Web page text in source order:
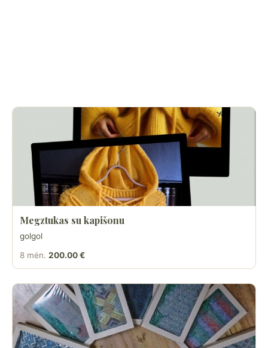
Megztukas su kapišonu
golgol
8 mėn. 200.00 €